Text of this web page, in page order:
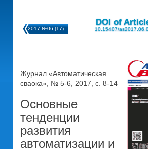
2017 №06 (17)
DOI of
10.15407/
Журнал «Автоматическая
сваока», № 5-6, 2017, с. 8-14
Основные
тенденции
развития
автоматизации и